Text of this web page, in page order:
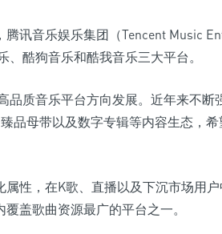
讯音乐娱乐集团（Tencent Music
、酷狗音乐和酷我音乐三大平台。
品质音乐平台方向发展。近年来不断
品母带以及数字专辑等内容生态，
性，在K歌、直播以及下沉市场用
盖歌曲资源最广的平台之一。